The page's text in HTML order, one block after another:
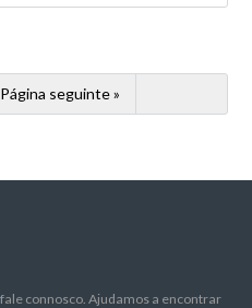
Página seguinte »
connosco. Ajudamos a encontrar